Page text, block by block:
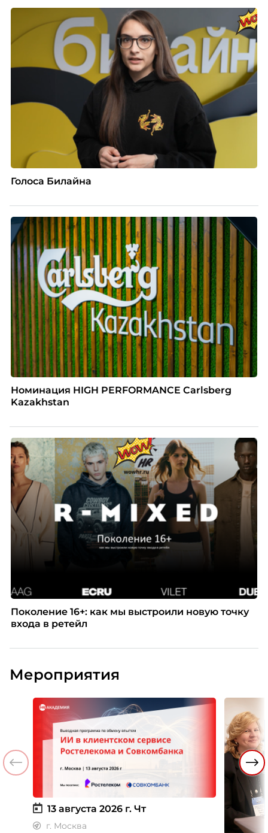
Голоса Билайна
Номинация HIGH PERFORMANCE Carlsberg
Kazakhstan
Поколение 16+: как мы выстроили новую точку
входа в ретейл
Мероприятия
13 августа 2026 г. Чт
г. Москва